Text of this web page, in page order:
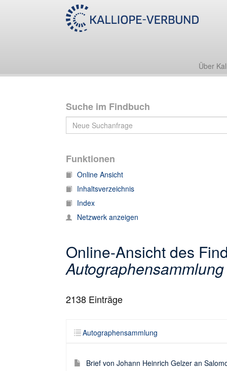
Über
Suche im Findbuch
Funktionen
Online Ansicht
Inhaltsverzeichnis
Index
Netzwerk anzeigen
Online-Ansicht des
Autographensammlung
2138 Einträge
Autographensammlung
Autographensammlung
Brief von Johann Heinrich Gelzer an